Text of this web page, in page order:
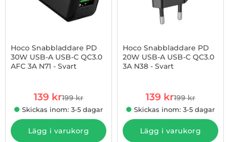
Hoco Snabbladdare PD
30W USB-A USB-C QC3.0
AFC 3A N71 - Svart
rea pris
139 krtidigare pris
199 kr
Skickas inom: 3-5 dagar
Lägg i varukorg
Hoco Snabbladdare PD
20W USB-A USB-C QC3.0
3A N38 - Svart
rea pris
139 krtidigare pris
199 kr
Skickas inom: 3-5 dagar
Lägg i varukorg